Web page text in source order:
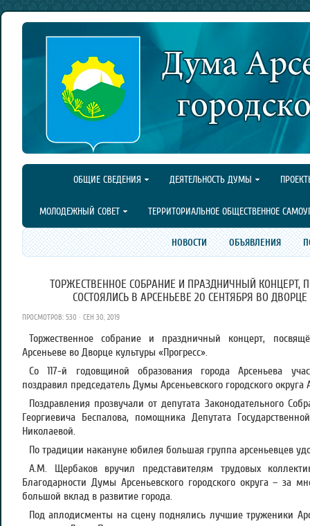
ОБЩИЕ СВЕДЕНИЯ ДЕЯТЕЛЬНОСТЬ ДУМЫ
МОЛОДЕЖНЫЙ СОВЕТ ТЕРРИТОРИАЛЬНОЕ ОБЩЕСТВЕННОЕ
НОВОСТИ ОБЪЯВЛЕНИЯ
ТОРЖЕСТВЕННОЕ СОБРАНИЕ И ПРАЗДНИЧНЫЙ
СОСТОЯЛИСЬ В АРСЕНЬЕВЕ 20 СЕНТЯБРЯ ВО ДВОРЦЕ
ПРОСМОТРОВ: 530 · СЕН 30, 2019
Торжественное собрание и праздничный концерт,
Арсеньеве во Дворце культуры «Прогресс».
Со 117-й годовщиной образования города Арсеньева
поздравил председатель Думы Арсеньевского городского
Поздравления прозвучали от депутата Законодательного
Георгиевича Беспалова, помощника Депутата
Николаевой.
По традиции накануне юбилея большая группа арсеньевцев
А.М. Щербаков вручил представителям трудовых
Благодарности Думы Арсеньевского городского округа – за
большой вклад в развитие города.
Под аплодисменты на сцену поднялись лучшие труженики